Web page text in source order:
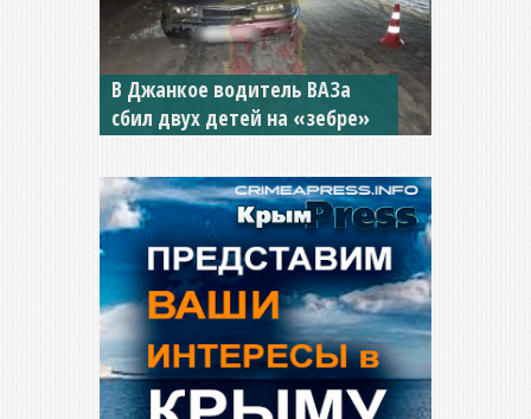
В Джанкое водитель ВАЗа
сбил двух детей на «зебре»